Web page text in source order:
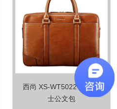
西尚 XS-WT5022 真皮男
士公文包